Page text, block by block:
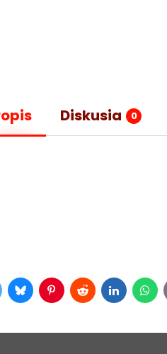
Diskusia 0
BlueskyPinterest
RedditLinkedIn